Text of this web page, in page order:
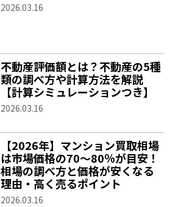
2026.03.16
不動産評価額とは？不動産の5種
類の調べ方や計算方法を解説
【計算シミュレーションつき】
2026.03.16
【2026年】マンション買取相場
は市場価格の70〜80％が目安！
相場の調べ方と価格が安くなる
理由・高く売るポイント
2026.03.16